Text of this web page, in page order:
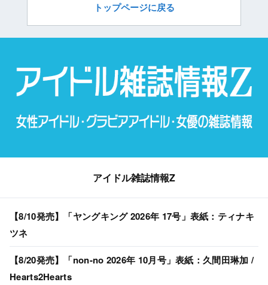
トップページに戻る
アイドル雑誌情報Z
【8/10発売】「ヤングキング 2026年 17号」表紙：ティナキ
ツネ
【8/20発売】「non-no 2026年 10月号」表紙：久間田琳加 /
Hearts2Hearts